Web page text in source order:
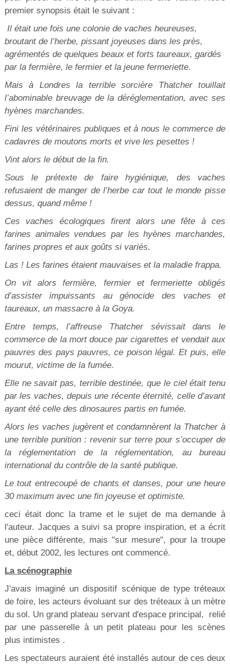
premier synopsis était le suivant :
Il était une fois une colonie de vaches heureuses,
broutant de l’herbe, pissant joyeuses dans les près,
agrémentés de quelques beaux et forts taureaux, gardés
par la fermière, le fermier et la jeune fermeriette.
Mais à Londres la terrible sorcière Thatcher touillait
l’abominable breuvage de la déréglementation, avec ses
hyènes marchandes.
Fini les vétérinaires publiques et à nous le commerce de
cadavres de moutons morts et vive les pesettes !
Vint alors le début de la fin.
Sous le prétexte de faire hygiénique, des vaches
refusaient de manger de l’herbe car tout le monde pisse
dessus, quand même !
Ces vaches écologiques firent alors une fête à ces
farines animales vendues par les hyènes marchandes,
farines propres et aux goûts si variés.
Las ! Les farines étaient mauvaises et la maladie frappa.
On vit alors fermière, fermier et fermeriette obligés
d’assister impuissants au génocide des vaches et
taureaux, un massacre à la Goya.
Entre temps, l’affreuse Thatcher sévissait dans le
commerce de la mort douce par cigarettes et vendait aux
pauvres des pays pauvres, ce poison légal. Et puis, elle
mourut, victime de la fumée.
Elle ne savait pas, terrible destinée, que le ciel était tenu
par les vaches, depuis une récente éternité, celle d’avant
ayant été celle des dinosaures partis en fumée.
Alors les vaches jugèrent et condamnèrent la Thatcher à
une terrible punition : revenir sur terre pour s’occuper de
la réglementation de la réglementation, au bureau
international du contrôle de la santé publique.
Le tout entrecoupé de chants et danses, pour une heure
30 maximum avec une fin joyeuse et optimiste.
ceci était donc la trame et le sujet de ma demande à
l'auteur. Jacques a suivi sa propre inspiration, et a écrit
une pièce différente, mais "sur mesure", pour la troupe
et, début 2002, les lectures ont commencé.
La scénographie
J'avais imaginé un dispositif scénique de type tréteaux
de foire, les acteurs évoluant sur des tréteaux à un mètre
du sol. Un grand plateau servant d'espace principal, relié
par une passerelle à un petit plateau pour les scènes
plus intimistes .
Les spectateurs auraient été installés autour de ces deux